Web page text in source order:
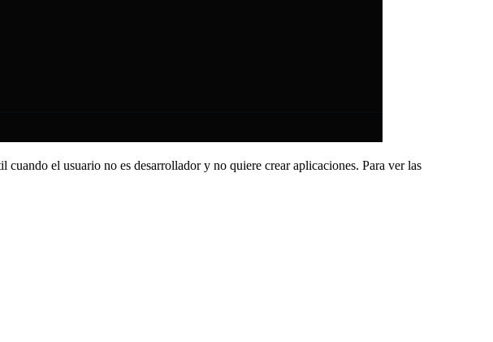
el usuario no es desarrollador y no quiere crear aplicaciones. Para ver las